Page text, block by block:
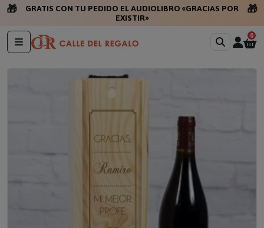
🎁
GRATIS CON TU PEDIDO EL AUDIOLIBRO «GRACIAS POR
EXISTIR»
🎁
0